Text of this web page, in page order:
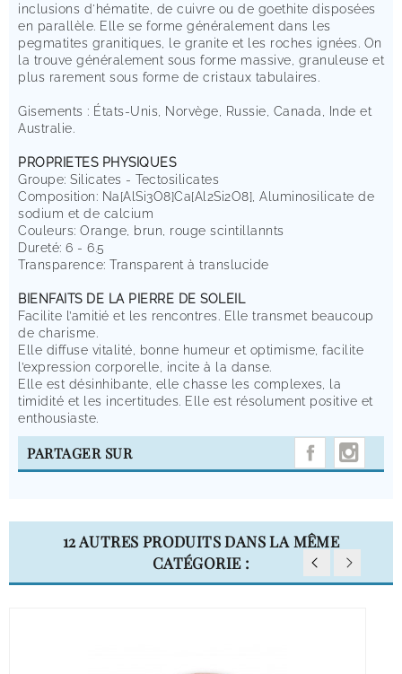
inclusions d'hématite, de cuivre ou de goethite disposées
en parallèle. Elle se forme généralement dans les
pegmatites granitiques, le granite et les roches ignées. On
la trouve généralement sous forme massive, granuleuse et
plus rarement sous forme de cristaux tabulaires.
Gisements : États-Unis, Norvège, Russie, Canada, Inde et
Australie.
PROPRIETES PHYSIQUES
Groupe: Silicates - Tectosilicates
Composition: Na[AlSi3O8]Ca[Al2Si2O8], Aluminosilicate de
sodium et de calcium
Couleurs: Orange, brun, rouge scintillannts
Dureté: 6 - 6.5
Transparence: Transparent à translucide
BIENFAITS DE LA PIERRE DE SOLEIL
Facilite l’amitié et les rencontres. Elle transmet beaucoup
de charisme.
Elle diffuse vitalité, bonne humeur et optimisme, facilite
l’expression corporelle, incite à la danse.
Elle est désinhibante, elle chasse les complexes, la
timidité et les incertitudes. Elle est résolument positive et
enthousiaste.
PARTAGER SUR
12 AUTRES PRODUITS DANS LA MÊME
CATÉGORIE :